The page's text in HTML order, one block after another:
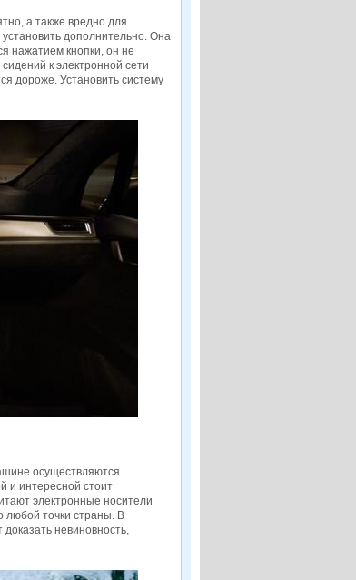
а также вредно для
дополнительно. Она
нажатием кнопки, он не
к электронной сети
дороже. Установить систему
осуществляются
и интересной стоит
электронные носители
любой точки страны. В
невиновность,